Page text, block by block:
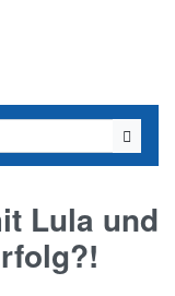
Lula und